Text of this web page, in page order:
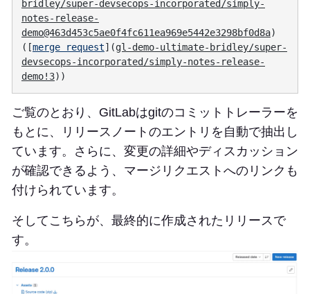
bridley/super-devsecops-incorporated/simply-
notes-release-
demo@463d453c5ae0f4fc611ea969e5442e3298bf0d8a)
([merge request](gl-demo-ultimate-bridley/super-
devsecops-incorporated/simply-notes-release-
demo!3
ご覧のとおり、GitLabはgitのコミットトレーラーを
もとに、リリースノートのエントリを自動で抽出し
ています。さらに、変更の詳細やディスカッション
が確認できるよう、マージリクエストへのリンクも
付けられています。
そしてこちらが、最終的に作成されたリリースで
す。